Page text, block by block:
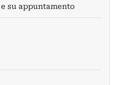
e su appuntamento